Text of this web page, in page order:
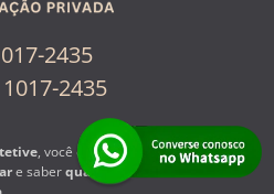
2435
2435
, você esclarece dúvidas sobre o
e saberquanto custa contratar um